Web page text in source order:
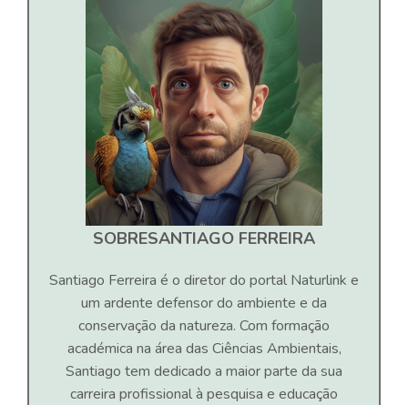
SOBRESANTIAGO FERREIRA
Santiago Ferreira é o diretor do portal Naturlink e
um ardente defensor do ambiente e da
conservação da natureza. Com formação
académica na área das Ciências Ambientais,
Santiago tem dedicado a maior parte da sua
carreira profissional à pesquisa e educação